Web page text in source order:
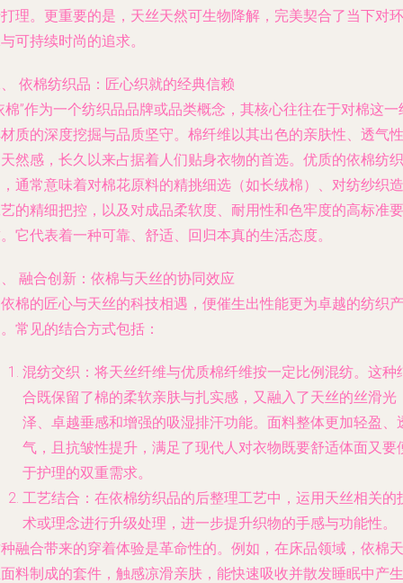
理。更重要的是，天丝天然可生物降解，完美契合了当下对环
可持续时尚的追求。
依棉纺织品：匠心织就的经典信赖
棉”作为一个纺织品品牌或品类概念，其核心往往在于对棉这一
质的深度挖掘与品质坚守。棉纤维以其出色的亲肤性、透气性
然感，长久以来占据着人们贴身衣物的首选。优质的依棉纺织
通常意味着对棉花原料的精挑细选（如长绒棉）、对纺纱织造
的精细把控，以及对成品柔软度、耐用性和色牢度的高标准要
它代表着一种可靠、舒适、回归本真的生活态度。
融合创新：依棉与天丝的协同效应
棉的匠心与天丝的科技相遇，便催生出性能更为卓越的纺织产
常见的结合方式包括：
混纺交织 ：将天丝纤维与优质棉纤维按一定比例混纺。这种
合既保留了棉的柔软亲肤与扎实感，又融入了天丝的丝滑光
泽、卓越垂感和增强的吸湿排汗功能。面料整体更加轻盈、
气，且抗皱性提升，满足了现代人对衣物既要舒适体面又要
于护理的双重需求。
工艺结合 ：在依棉纺织品的后整理工艺中，运用天丝相关的
术或理念进行升级处理，进一步提升织物的手感与功能性。
融合带来的穿着体验是革命性的。例如，在床品领域，依棉天
料制成的套件，触感凉滑亲肤，能快速吸收并散发睡眠中产生